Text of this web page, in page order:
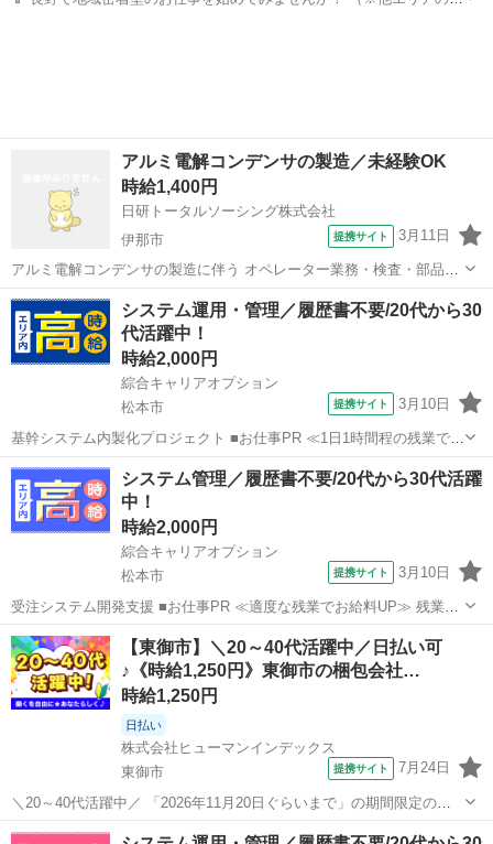
アルミ電解コンデンサの製造／未経験OK
時給1,400円
日研トータルソーシング株式会社
伊那市
提携サイト 3月11日
アルミ電解コンデンサの製造に伴う オペレーター業務・検査・部品交
換作業。 週払いOK！男女活躍中★未経験者歓迎★車社会の長野県内
には嬉しい高速代も通勤交通費として支給されます（規定有）！研修
後は一人作業の為、コツコツもくも...
長野 伊那市
システム運用・管理／履歴書不要/20代から30
代活躍中！
時給2,000円
綜合キャリアオプション
松本市
提携サイト 3月10日
基幹システム内製化プロジェクト ■お仕事PR ≪1日1時間程の残業で収
入アップ≫ 残業は月20時間未満で、 ほどよく稼げます♪ ≪未経験の方
も大カンゲイ≫ 新しいことにチャレンジするのは不安だけど、 しっか
り働く環境が整っ...
長野 松本市
システム管理／履歴書不要/20代から30代活躍
中！
時給2,000円
綜合キャリアオプション
松本市
提携サイト 3月10日
受注システム開発支援 ■お仕事PR ≪適度な残業でお給料UP≫ 残業は
月20時間未満で、 ほどよく稼げます♪ ≪未経験の方も大カンゲイ≫ 新
しいことにチャレンジするのは不安だけど、 しっかり働く環境が整っ
ています！ イチか...
長野 松本市 その他
【東御市】＼20～40代活躍中／日払い可
♪《時給1,250円》東御市の梱包会社…
時給1,250円
日払い
株式会社ヒューマンインデックス
東御市
提携サイト 7月24日
＼20～40代活躍中／ 「2026年11月20日ぐらいまで」の期間限定のお
仕事になります! 未経験の方でも始めやすいシンプルな軽作業が中心な
長野 東御市